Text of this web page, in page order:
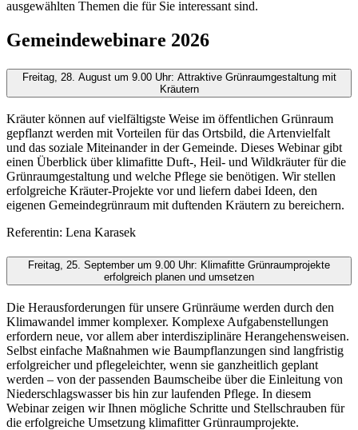
ausgewählten Themen die für Sie interessant sind.
Gemeindewebinare 2026
Freitag, 28. August um 9.00 Uhr: Attraktive Grünraumgestaltung mit
Kräutern
Kräuter können auf vielfältigste Weise im öffentlichen Grünraum
gepflanzt werden mit Vorteilen für das Ortsbild, die Artenvielfalt
und das soziale Miteinander in der Gemeinde. Dieses Webinar gibt
einen Überblick über klimafitte Duft-, Heil- und Wildkräuter für die
Grünraumgestaltung und welche Pflege sie benötigen. Wir stellen
erfolgreiche Kräuter-Projekte vor und liefern dabei Ideen, den
eigenen Gemeindegrünraum mit duftenden Kräutern zu bereichern.
Referentin: Lena Karasek
Freitag, 25. September um 9.00 Uhr: Klimafitte Grünraumprojekte
erfolgreich planen und umsetzen
Die Herausforderungen für unsere Grünräume werden durch den
Klimawandel immer komplexer. Komplexe Aufgabenstellungen
erfordern neue, vor allem aber interdisziplinäre Herangehensweisen.
Selbst einfache Maßnahmen wie Baumpflanzungen sind langfristig
erfolgreicher und pflegeleichter, wenn sie ganzheitlich geplant
werden – von der passenden Baumscheibe über die Einleitung von
Niederschlagswasser bis hin zur laufenden Pflege. In diesem
Webinar zeigen wir Ihnen mögliche Schritte und Stellschrauben für
die erfolgreiche Umsetzung klimafitter Grünraumprojekte.